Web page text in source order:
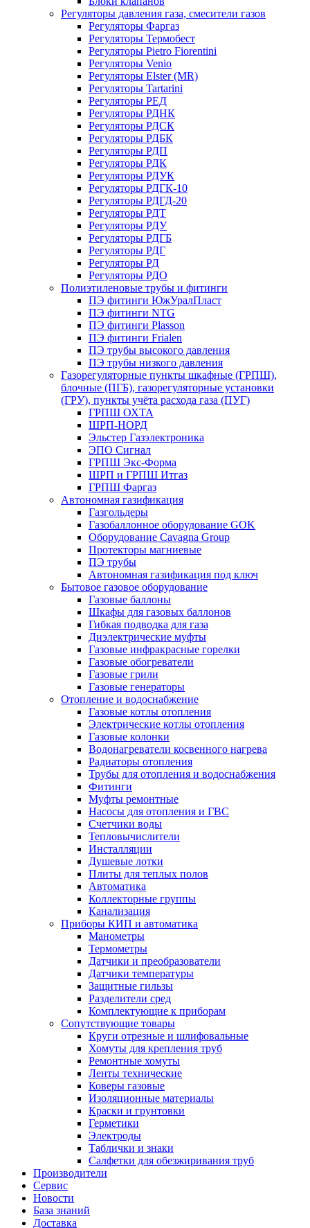
Регуляторы давления газа, смесители газов
Регуляторы Фаргаз
Регуляторы Термобест
Регуляторы Pietro Fiorentini
Регуляторы Venio
Регуляторы Elster (MR)
Регуляторы Tartarini
Регуляторы РЕД
Регуляторы РДНК
Регуляторы РДСК
Регуляторы РДБК
Регуляторы РДП
Регуляторы РДК
Регуляторы РДУК
Регуляторы РДГК-10
Регуляторы РДГД-20
Регуляторы РДТ
Регуляторы РДУ
Регуляторы РДГБ
Регуляторы РДГ
Регуляторы РД
Регуляторы РДО
Полиэтиленовые трубы и фитинги
ПЭ фитинги ЮжУралПласт
ПЭ фитинги NTG
ПЭ фитинги Plasson
ПЭ фитинги Frialen
ПЭ трубы высокого давления
ПЭ трубы низкого давления
Газорегуляторные пункты шкафные (ГРПШ),
блочные (ПГБ), газорегуляторные установки
(ГРУ), пункты учёта расхода газа (ПУГ)
ГРПШ ОХТА
ШРП-НОРД
Эльстер Газэлектроника
ЭПО Сигнал
ГРПШ Экс-Форма
ШРП и ГРПШ Итгаз
ГРПШ Фаргаз
Автономная газификация
Газгольдеры
Газобаллонное оборудование GOK
Оборудование Cavagna Group
Протекторы магниевые
ПЭ трубы
Автономная газификация под ключ
Бытовое газовое оборудование
Газовые баллоны
Шкафы для газовых баллонов
Гибкая подводка для газа
Диэлектрические муфты
Газовые инфракрасные горелки
Газовые обогреватели
Газовые грили
Газовые генераторы
Отопление и водоснабжение
Газовые котлы отопления
Электрические котлы отопления
Газовые колонки
Водонагреватели косвенного нагрева
Радиаторы отопления
Трубы для отопления и водоснабжения
Фитинги
Муфты ремонтные
Насосы для отопления и ГВС
Счетчики воды
Тепловычислители
Инсталляции
Душевые лотки
Плиты для теплых полов
Автоматика
Коллекторные группы
Канализация
Приборы КИП и автоматика
Манометры
Термометры
Датчики и преобразователи
Датчики температуры
Защитные гильзы
Разделители сред
Комплектующие к приборам
Сопутствующие товары
Круги отрезные и шлифовальные
Хомуты для крепления труб
Ремонтные хомуты
Ленты технические
Коверы газовые
Изоляционные материалы
Краски и грунтовки
Герметики
Электроды
Таблички и знаки
Салфетки для обезжиривания труб
Производители
Сервис
Новости
База знаний
Доставка